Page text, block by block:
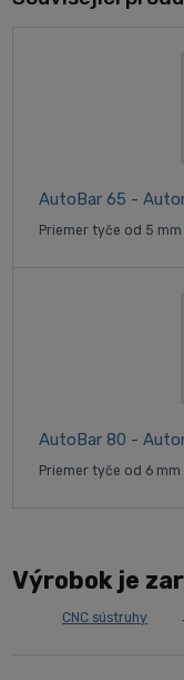
AutoBar 65 -
Priemer tyče od 5
AutoBar 80 -
Priemer tyče od 6
Výrobok je
CNC sústruhy